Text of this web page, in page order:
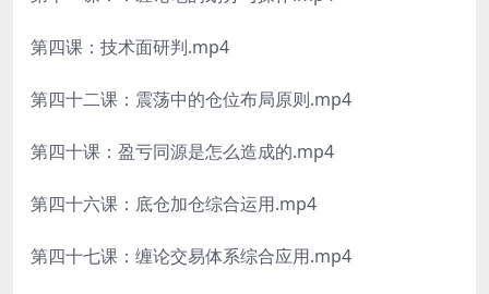
第四课：技术面研判.mp4
第四十二课：震荡中的仓位布局原则.mp4
第四十课：盈亏同源是怎么造成的.mp4
第四十六课：底仓加仓综合运用.mp4
第四十七课：缠论交易体系综合应用.mp4